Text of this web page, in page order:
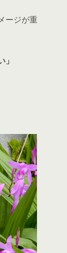
ージが重